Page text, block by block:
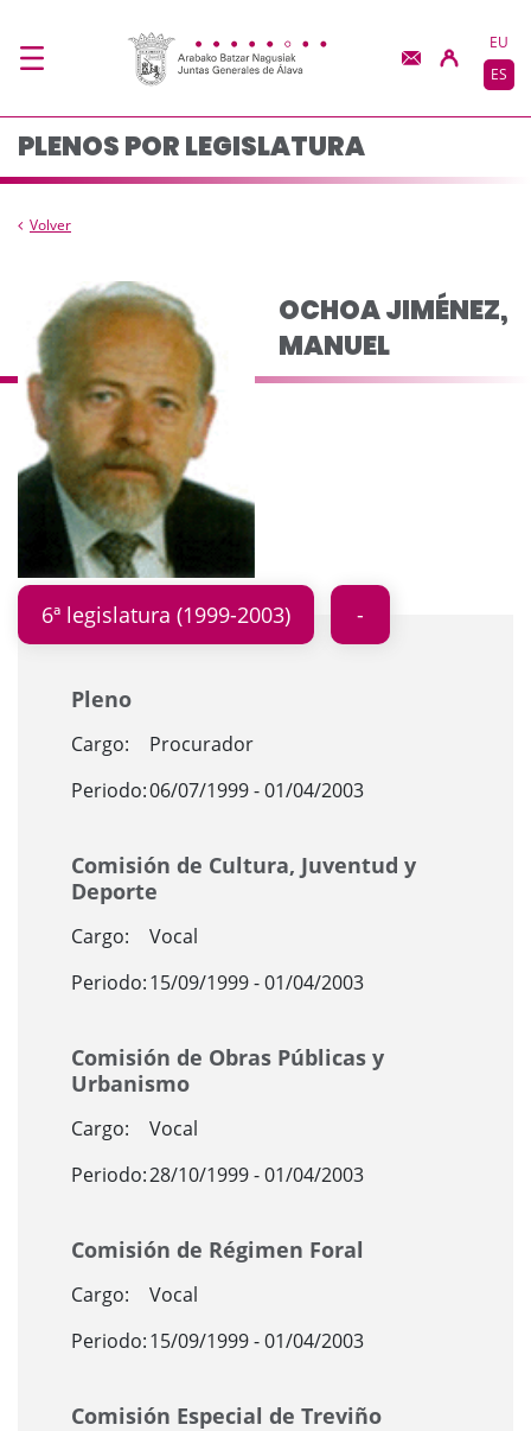
Composición del
EU
ES
PLENOS POR LEGISLATURA
Volver
OCHOA JIMÉNEZ,
MANUEL
6ª legislatura (1999-2003)
Pleno
Cargo:
Procurador
Periodo:06/07/1999 - 01/04/2003
Comisión de Cultura, Juventud y
Deporte
Cargo:
Vocal
Periodo:15/09/1999 - 01/04/2003
Comisión de Obras Públicas y
Urbanismo
Cargo:
Vocal
Periodo:28/10/1999 - 01/04/2003
Comisión de Régimen Foral
Cargo:
Vocal
Periodo:15/09/1999 - 01/04/2003
Comisión Especial de Treviño